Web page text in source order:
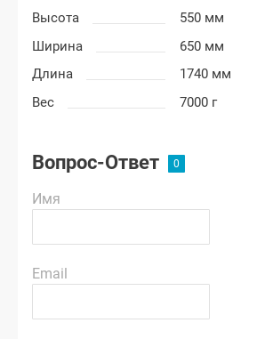
Высота
550 мм
Ширина
650 мм
Длина
1740 мм
Вес
7000 г
Вопрос-Ответ
Имя
Email